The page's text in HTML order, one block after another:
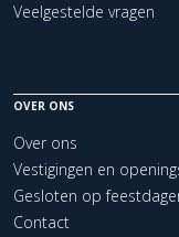
Veelgestelde vragen
OVER ONS
Over ons
Vestigingen en
Gesloten op
Contact